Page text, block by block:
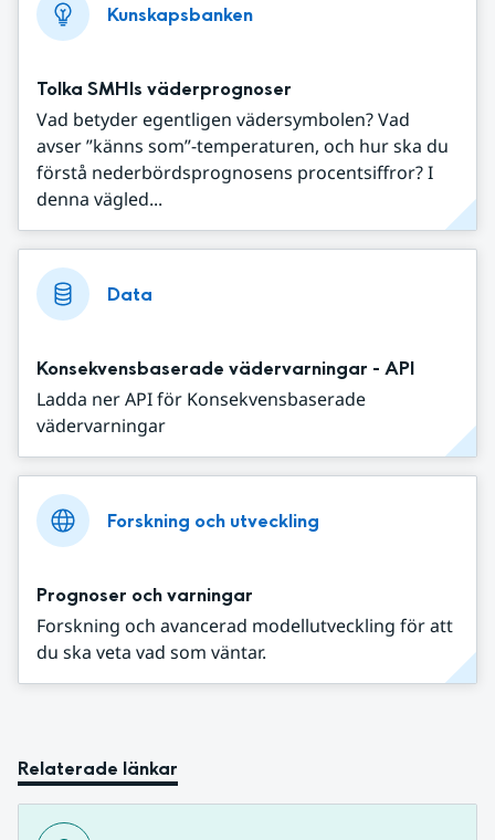
Kunskapsbanken
Tolka SMHIs väderprognoser
Vad betyder egentligen vädersymbolen? Vad
avser ”känns som”-temperaturen, och hur ska du
förstå nederbördsprognosens procentsiffror? I
denna vägled...
Data
Konsekvensbaserade vädervarningar - API
Ladda ner API för Konsekvensbaserade
vädervarningar
Forskning och utveckling
Prognoser och varningar
Forskning och avancerad modellutveckling för att
du ska veta vad som väntar.
Relaterade länkar